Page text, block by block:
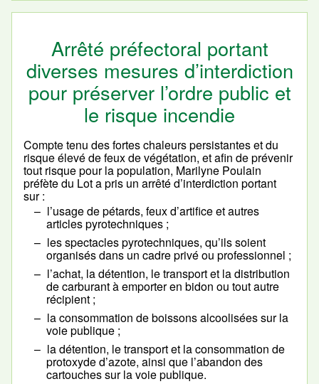
Arrêté préfectoral portant
diverses mesures d’interdiction
pour préserver l’ordre public et
le risque incendie
Compte tenu des fortes chaleurs persistantes et du
risque élevé de feux de végétation, et afin de prévenir
tout risque pour la population, Marilyne Poulain
préfète du Lot a pris un arrêté d’interdiction portant
sur :
l’usage de pétards, feux d’artifice et autres
articles pyrotechniques ;
les spectacles pyrotechniques, qu’ils soient
organisés dans un cadre privé ou professionnel ;
l’achat, la détention, le transport et la distribution
de carburant à emporter en bidon ou tout autre
récipient ;
la consommation de boissons alcoolisées sur la
voie publique ;
la détention, le transport et la consommation de
protoxyde d’azote, ainsi que l’abandon des
cartouches sur la voie publique.